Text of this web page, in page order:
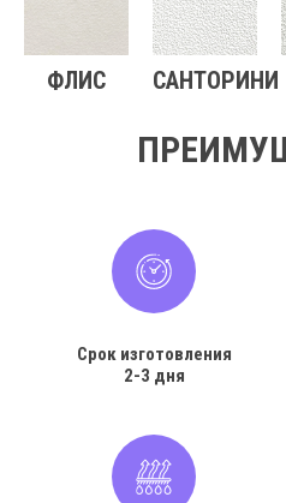
ФЛИС САНТОРИНИ
Срок изготовления
2-3 дня